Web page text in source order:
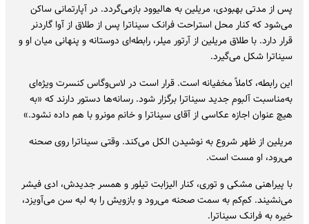
پس از مدتی بهبودی، مریلین به هالیوود بازمی‌گردد. در آپارتمانی ساکن
می‌شود که کنار محل استراحت فرانک سیناترا پس از طلاق از آوا گاردنر
قرار دارد. با طلاق مریلین از آرتور میلر، رابطه‌ای دوستانه و پنهانی میان او و
سیناترا شکل می‌گیرد.
این رابطه، کاملاً مخفیانه است. قرار است در لاس‌وگاس کنسرت ویژه‌ای
به‌مناسبت آلبوم جدید سیناترا برگزار شود. رسانه‌ها دستور دارند که «به
هیچ عنوان اجازه عکاسی از آقای سیناترا و خانم مونرو با هم داده نشود.»
مریلین از ظهر شروع به نوشیدن الکل می‌کند. وقتی سیناترا روی صحنه
می‌رود، او مست است.
با پیراهنی مشکی و توری، کنار الیزابت تیلور و همسر جدیدش، ادی فیشر
می‌نشیند. کم‌کم به سمت صحنه می‌رود و بازویش را به لبه سن می‌آویزد،
خیره به فرانک سیناترا.